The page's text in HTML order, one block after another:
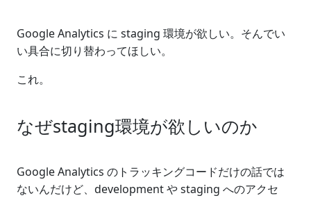
Google Analytics に staging 環境が欲しい。そんでい
い具合に切り替わってほしい。
これ。
なぜstaging環境が欲しいのか
Google Analytics のトラッキングコードだけの話では
ないんだけど、development や staging へのアクセ